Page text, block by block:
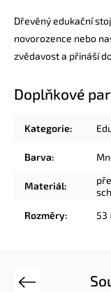
Dřevěný edukační
novorozence nebo
zvědavost a přináší
Doplňkové
Kategorie:
Barva:
Materiál:
Rozměry: 53
Previous